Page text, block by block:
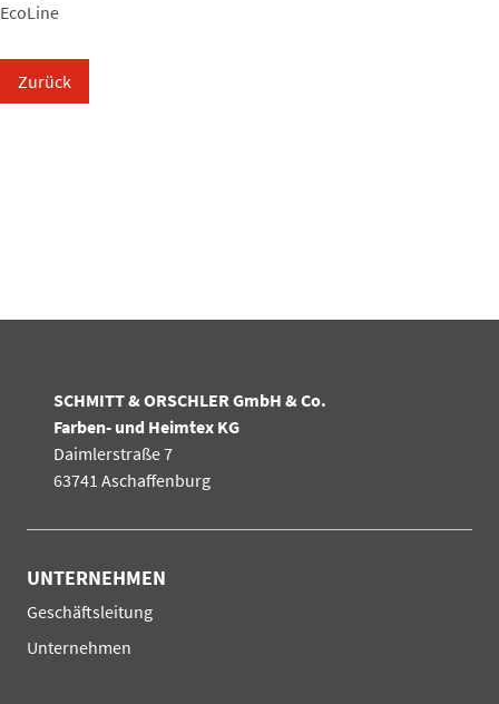
EcoLine
Zurück
SCHMITT & ORSCHLER GmbH & Co.
Farben- und Heimtex KG
Daimlerstraße 7
63741 Aschaffenburg
UNTERNEHMEN
Navigation
überspringen
Geschäftsleitung
Unternehmen